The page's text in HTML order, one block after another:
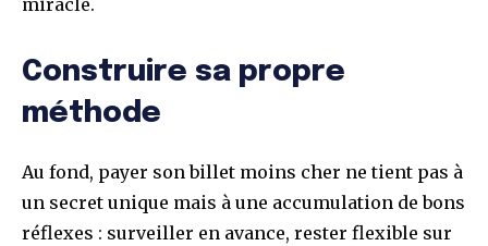
miracle.
Construire sa propre
méthode
Au fond, payer son billet moins cher ne tient pas à
un secret unique mais à une accumulation de bons
réflexes : surveiller en avance, rester flexible sur